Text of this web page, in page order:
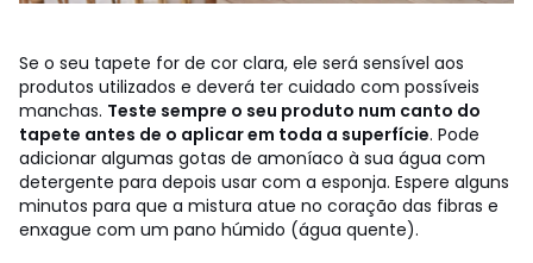
Se o seu tapete for de cor clara, ele será sensível aos
produtos utilizados e deverá ter cuidado com possíveis
manchas. Teste sempre o seu produto num canto do
tapete antes de o aplicar em toda a superfície. Pode
adicionar algumas gotas de amoníaco à sua água com
detergente para depois usar com a esponja. Espere alguns
minutos para que a mistura atue no coração das fibras e
enxague com um pano húmido (água quente).